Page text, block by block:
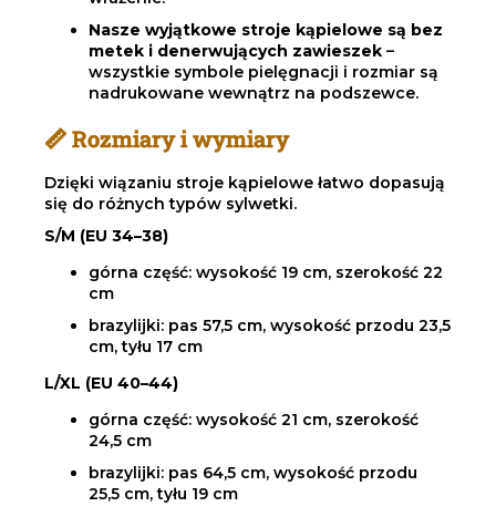
Nasze wyjątkowe stroje kąpielowe są bez
metek i denerwujących zawieszek –
wszystkie symbole pielęgnacji i rozmiar są
nadrukowane wewnątrz na podszewce.
📏 Rozmiary i wymiary
Dzięki wiązaniu stroje kąpielowe łatwo dopasują
się do różnych typów sylwetki.
S/M (EU 34–38)
górna część: wysokość 19 cm, szerokość 22
cm
brazylijki: pas 57,5 cm, wysokość przodu 23,5
cm, tyłu 17 cm
L/XL (EU 40–44)
górna część: wysokość 21 cm, szerokość
24,5 cm
brazylijki: pas 64,5 cm, wysokość przodu
25,5 cm, tyłu 19 cm